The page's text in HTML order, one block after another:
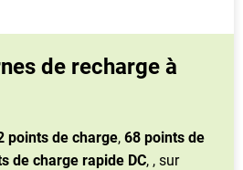
de recharge à
points de charge, 68 points de
de charge rapide DC, , sur